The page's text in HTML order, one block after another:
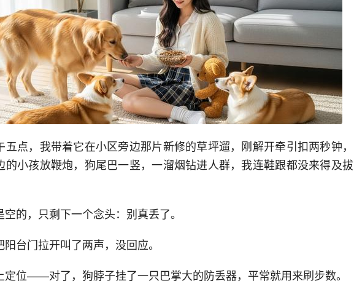
五点，我带着它在小区旁边那片新修的草坪遛，刚解开牵引扣两秒钟，
的小孩放鞭炮，狗尾巴一竖，一溜烟钻进人群，我连鞋跟都没来得及拔
的，只剩下一个念头：别真丢了。
台门拉开叫了两声，没回应。
定位——对了，狗脖子挂了一只巴掌大的防丢器，平常就用来刷步数。